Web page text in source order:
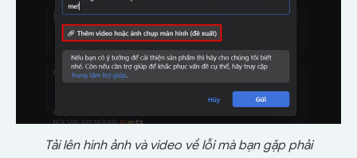
Tải lên hình ảnh và video về lỗi mà bạn gặp phải